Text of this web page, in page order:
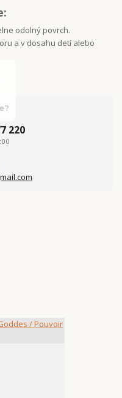
odolný povrch.
a v dosahu detí alebo
220